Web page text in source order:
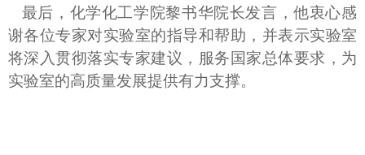
最后，化学化工学院黎书华院长发言，他衷心感
谢各位专家对实验室的指导和帮助，并表示实验室
将深入贯彻落实专家建议，服务国家总体要求，为
实验室的高质量发展提供有力支撑。